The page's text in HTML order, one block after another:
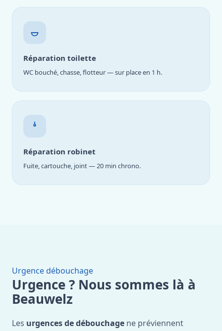
Réparation toilette
WC bouché, chasse, flotteur — sur place en 1 h.
Réparation robinet
Fuite, cartouche, joint — 20 min chrono.
Urgence débouchage
Urgence ? Nous sommes là à
Beauwelz
Les urgences de débouchage ne préviennent